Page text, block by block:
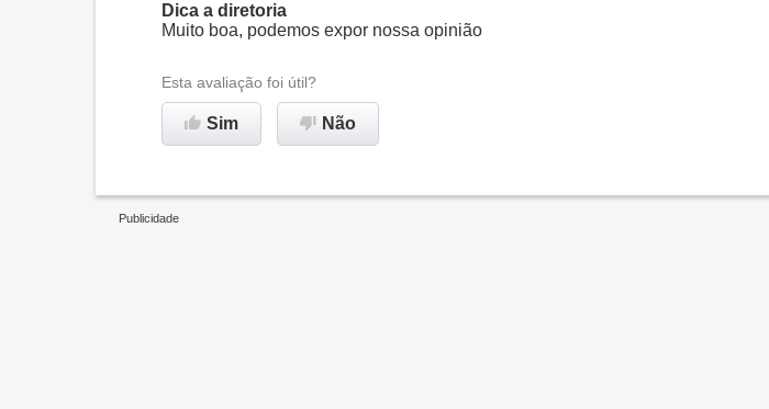
Dica a diretoria
Muito boa, podemos expor nossa opinião
Esta avaliação foi útil?
Sim Não